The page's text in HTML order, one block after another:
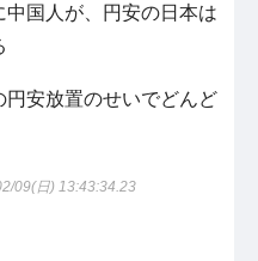
中国人が、円安の日本は
円安放置のせいでどんど
09(日) 13:43:34.23